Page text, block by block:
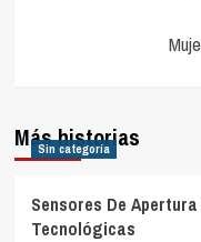
Más historias
Sin categoría
Sensores De
Tecnológicas